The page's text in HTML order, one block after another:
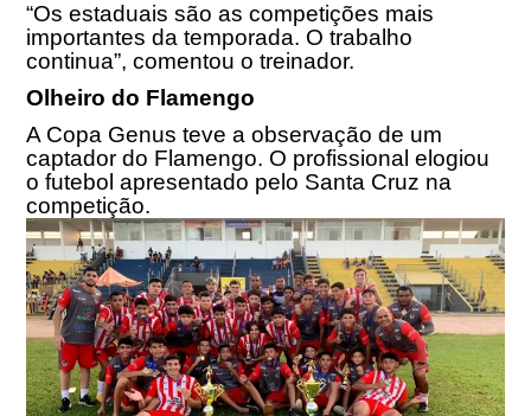
“Os estaduais são as competições mais
importantes da temporada. O trabalho
continua”, comentou o treinador.
Olheiro do Flamengo
A Copa Genus teve a observação de um
captador do Flamengo. O profissional elogiou
o futebol apresentado pelo Santa Cruz na
competição.